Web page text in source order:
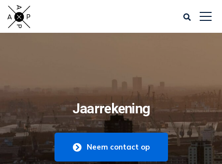
Jaarrekening
Neem contact op